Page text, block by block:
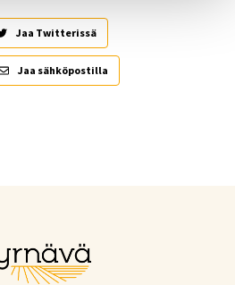
Jaa Twitterissä
Jaa sähköpostilla